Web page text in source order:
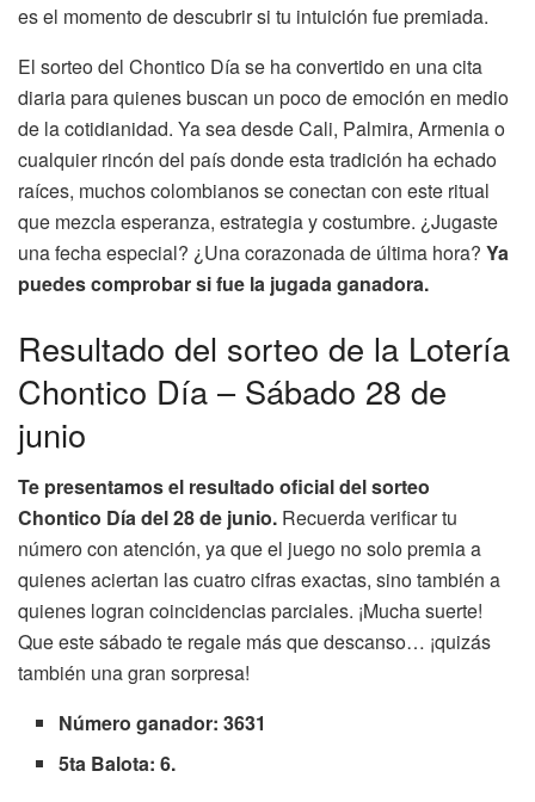
es el momento de descubrir si tu intuición fue premiada.
El sorteo del Chontico Día se ha convertido en una cita
diaria para quienes buscan un poco de emoción en medio
de la cotidianidad. Ya sea desde Cali, Palmira, Armenia o
cualquier rincón del país donde esta tradición ha echado
raíces, muchos colombianos se conectan con este ritual
que mezcla esperanza, estrategia y costumbre. ¿Jugaste
una fecha especial? ¿Una corazonada de última hora? Ya
puedes comprobar si fue la jugada ganadora.
Resultado del sorteo de la Lotería
Chontico Día – Sábado 28 de
junio
Te presentamos el resultado oficial del sorteo
Chontico Día del 28 de junio. Recuerda verificar tu
número con atención, ya que el juego no solo premia a
quienes aciertan las cuatro cifras exactas, sino también a
quienes logran coincidencias parciales. ¡Mucha suerte!
Que este sábado te regale más que descanso… ¡quizás
también una gran sorpresa!
Número ganador: 3631
5ta Balota: 6.